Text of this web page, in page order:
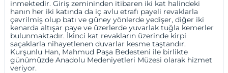
inmektedir. Giriş zemininden itibaren iki kat halindeki
hanın her iki katında da iç avlu etrafı payeli revaklarla
çevrilmiş olup batı ve güney yönlerde yedişer, diğer iki
kenarda altışar paye ve üzerlerde yuvarlak tuğla kemerler
bulunmaktadır. İkinci kat revakların üzerinde kirpi
saçaklarla nihayetlenen duvarlar kesme taştandır.
Kurşunlu Han, Mahmud Paşa Bedesteni ile birlikte
günümüzde Anadolu Medeniyetleri Müzesi olarak hizmet
veriyor.